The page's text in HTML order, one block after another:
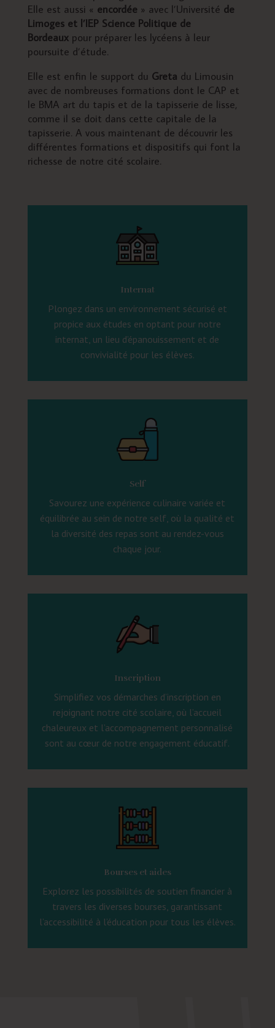
Elle est aussi « encordée » avec l’Université de
Limoges et l’IEP Science Politique de
Bordeaux pour préparer les lycéens à leur
poursuite d’étude.
Elle est enfin le support du Greta du Limousin
avec de nombreuses formations dont le CAP et
le BMA art du tapis et de la tapisserie de lisse,
comme il se doit dans cette capitale de la
tapisserie. A vous maintenant de découvrir les
différentes formations et dispositifs qui font la
richesse de notre cité scolaire.
Internat
Plongez dans un environnement sécurisé et
propice aux études en optant pour notre
internat, un lieu d’épanouissement et de
convivialité pour les élèves.
Self
Savourez une expérience culinaire variée et
équilibrée au sein de notre self, où la qualité et
la diversité des repas sont au rendez-vous
chaque jour.
Inscription
Simplifiez vos démarches d’inscription en
rejoignant notre cité scolaire, où l’accueil
chaleureux et l’accompagnement personnalisé
sont au cœur de notre engagement éducatif.
Bourses et aides
Explorez les possibilités de soutien financier à
travers les diverses bourses, garantissant
l’accessibilité à l’éducation pour tous les élèves.